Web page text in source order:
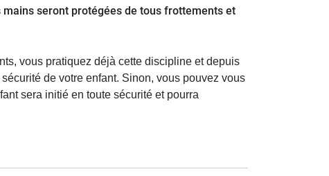
seront protégées de tous frottements et
vous pratiquez déjà cette discipline et depuis
de votre enfant. Sinon, vous pouvez vous
sera initié en toute sécurité et pourra